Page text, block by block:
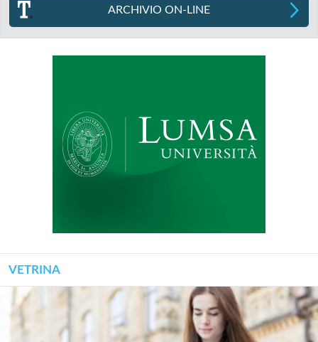
ARCHIVIO ON-LINE
VETRINA